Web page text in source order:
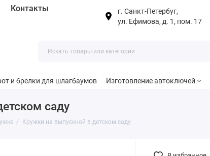
Контакты
г. Санкт-Петербуг,
ул. Ефимова, д. 1, пом. 17
и брелки для шлагбаумов Изготовление автоключей
саду
Кружки на выпускной в детском саду